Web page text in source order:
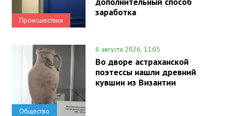
Происшествия
заработка
Общество
6 августа 2026, 11:05
Во дворе астраханской
поэтессы нашли древний
кувшин из Византии